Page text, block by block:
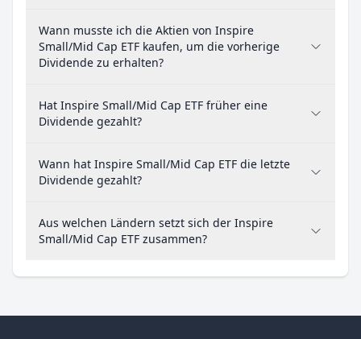
Wann musste ich die Aktien von Inspire
Small/Mid Cap ETF kaufen, um die vorherige
Dividende zu erhalten?
Hat Inspire Small/Mid Cap ETF früher eine
Dividende gezahlt?
Wann hat Inspire Small/Mid Cap ETF die letzte
Dividende gezahlt?
Aus welchen Ländern setzt sich der Inspire
Small/Mid Cap ETF zusammen?